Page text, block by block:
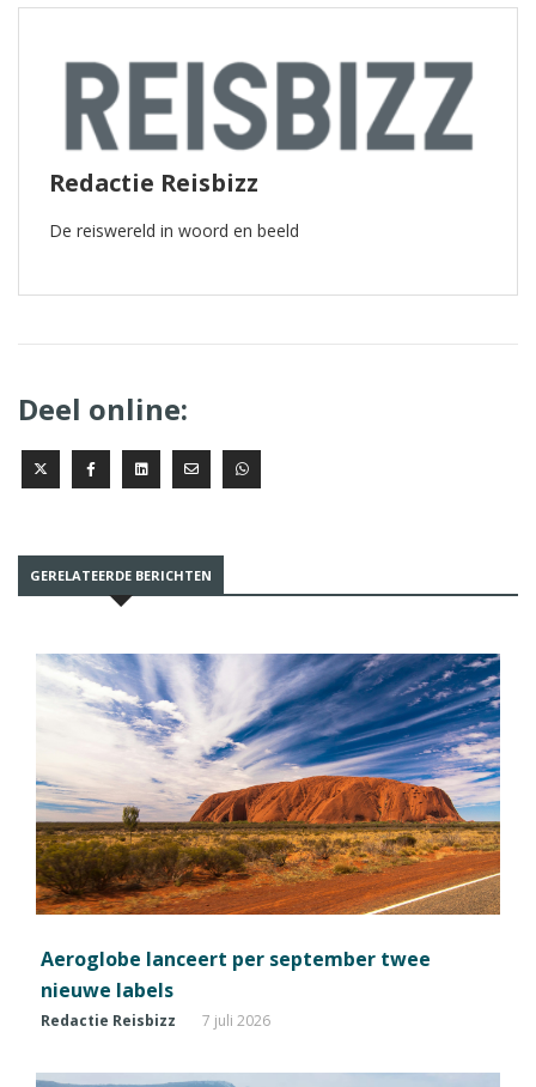
Redactie Reisbizz
De reiswereld in woord en beeld
Deel online:
GERELATEERDE BERICHTEN
Aeroglobe lanceert per september twee
nieuwe labels
Redactie Reisbizz 7 juli 2026